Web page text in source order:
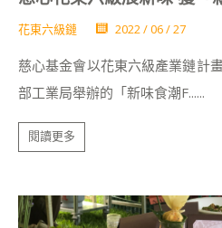
花東六級鏈 2022 / 06 / 27
慈心基金會以花東六級產業鏈計
部工業局舉辦的「新味食潮F......
閱讀更多